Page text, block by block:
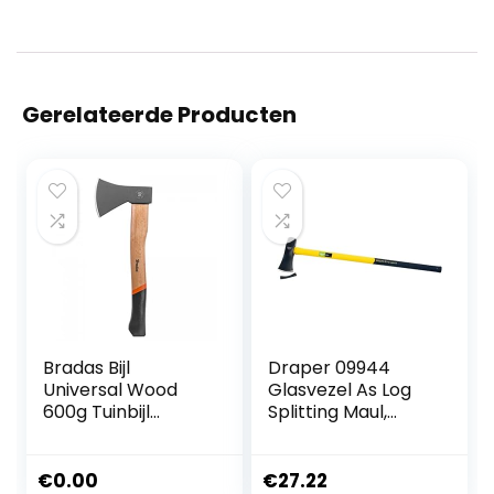
Gerelateerde Producten
Bradas Bijl
Universal Wood
600g Tuinbijl
€0.00
Draper 09944
Glasvezel As Log
Splitting Maul,
€27.22